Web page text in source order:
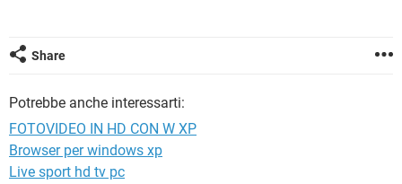
Share
Potrebbe anche interessarti:
FOTOVIDEO IN HD CON W XP
Browser per windows xp
Live sport hd tv pc